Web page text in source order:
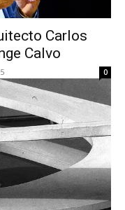
Carlos
Calvo
0